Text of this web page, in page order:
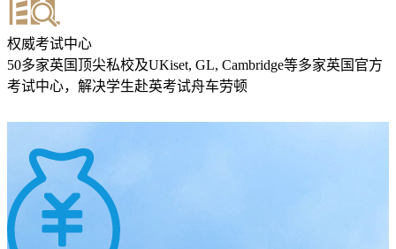
权威考试中心
50多家英国顶尖私校及UKiset, GL, Cambridge等多家英国官方
考试中心，解决学生赴英考试舟车劳顿